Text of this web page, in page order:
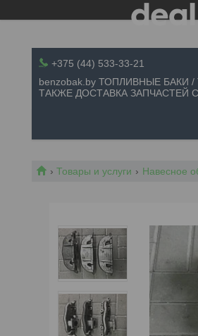
+375 (44) 533-33-21
benzobak.by ТОПЛИВНЫЕ
ТАКЖЕ ДОСТАВКА ЗАПЧАСТЕЙ С
Товары и услуги Навесное